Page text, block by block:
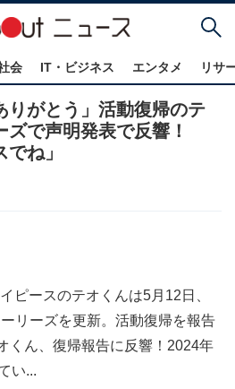
会 IT・ビジネス エンタメ リサ
りがとう」活動復帰のテ
で声明発表で反響！
ね」
ピースのテオくんは5月12日、
リーズを更新。活動復帰を報告
くん、復帰報告に反響！2024年
い...